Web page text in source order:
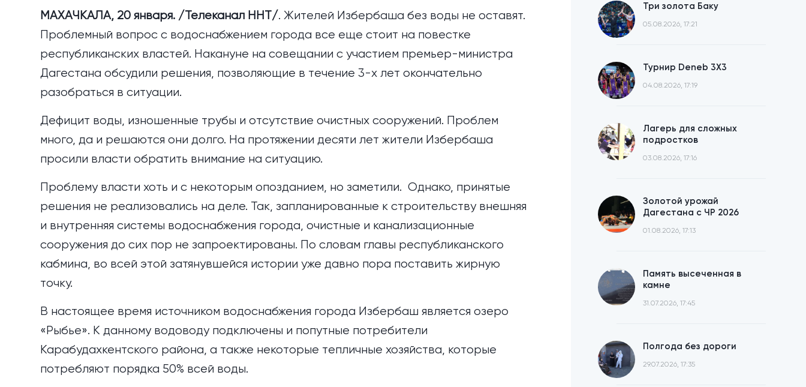
МАХАЧКАЛА, 20 января. /Телеканал ННТ/. Жителей Избербаша без воды не оставят.
Проблемный вопрос с водоснабжением города все еще стоит на повестке
республиканских властей. Накануне на совещании с участием премьер-министра
Дагестана обсудили решения, позволяющие в течение 3-х лет окончательно
разобраться в ситуации.
Дефицит воды, изношенные трубы и отсутствие очистных сооружений. Проблем
много, да и решаются они долго. На протяжении десяти лет жители Избербаша
просили власти обратить внимание на ситуацию.
Проблему власти хоть и с некоторым опозданием, но заметили. Однако, принятые
решения не реализовались на деле. Так, запланированные к строительству внешняя
и внутренняя системы водоснабжения города, очистные и канализационные
сооружения до сих пор не запроектированы. По словам главы республиканского
кабмина, во всей этой затянувшейся истории уже давно пора поставить жирную
точку.
В настоящее время источником водоснабжения города Избербаш является озеро
«Рыбье». К данному водоводу подключены и попутные потребители
Карабудахкентского района, а также некоторые тепличные хозяйства, которые
потребляют порядка 50% всей воды.
Три золота Баку
05.08.2026, 17:21
Турнир Deneb 3X3
04.08.2026, 17:19
Лагерь для сложных
подростков
03.08.2026, 17:16
Золотой урожай
Дагестана с ЧР 2026
01.08.2026, 17:13
Память высеченная в
камне
31.07.2026, 17:45
Полгода без дороги
29.07.2026, 17:35